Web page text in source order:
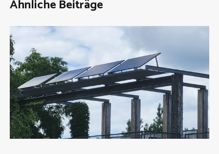
Ähnliche Beiträge